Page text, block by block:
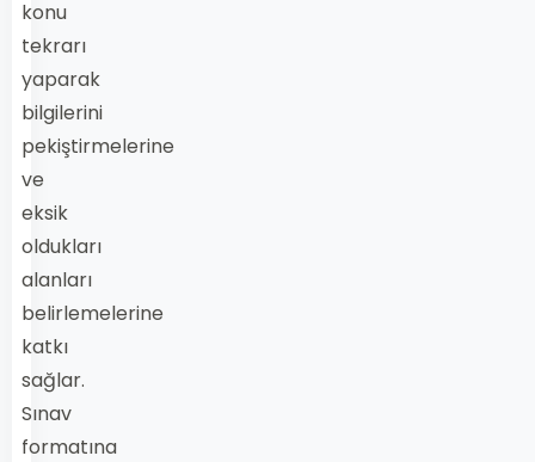
konu
tekrarı
yaparak
bilgilerini
pekiştirmelerine
ve
eksik
oldukları
alanları
belirlemelerine
katkı
sağlar.
Sınav
formatına